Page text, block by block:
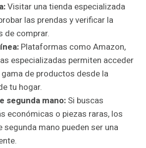
Visitar una tienda especializada
las prendas y verificar la
de comprar.
Plataformas como Amazon,
especializadas permiten acceder
gama de productos desde la
tu hogar.
segunda mano:Si buscas
económicas o piezas raras, los
segunda mano pueden ser una